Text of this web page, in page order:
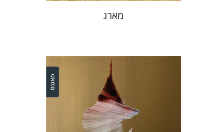
מארג
רונית נעמת עיר-שי